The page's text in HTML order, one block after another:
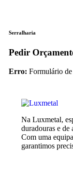
Serralharia
Pedir
Erro: Formulário
Na Luxmetal,
duradouras e de
Com uma
garantimos